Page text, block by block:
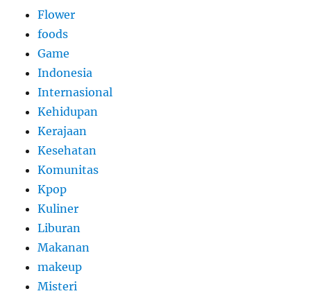
Flower
foods
Game
Indonesia
Internasional
Kehidupan
Kerajaan
Kesehatan
Komunitas
Kpop
Kuliner
Liburan
Makanan
makeup
Misteri